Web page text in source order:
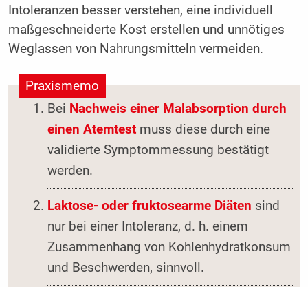
Intoleranzen besser verstehen, eine individuell
maßgeschneiderte Kost erstellen und unnötiges
Weglassen von Nahrungsmitteln vermeiden.
Praxismemo
Bei Nachweis einer Malabsorption durch
einen Atemtestmuss diese durch eine
validierte Symptommessung bestätigt
werden.
Laktose- oder fruktosearme Diäten sind
nur bei einer Intoleranz, d. h. einem
Zusammenhang von Kohlenhydratkonsum
und Beschwerden, sinnvoll.